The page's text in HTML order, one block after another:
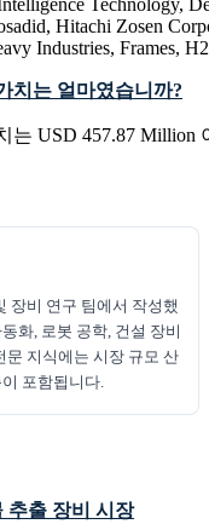
Technology,
Hitachi Zosen
Industries, Frames,
치는 얼마였습니까?
는 USD 457.87 Million
장비 연구 팀에서 작성했
화, 로봇 공학, 건설 장비
문 지식에는 시장 규모 산
포함됩니다.
추출 장비 시장